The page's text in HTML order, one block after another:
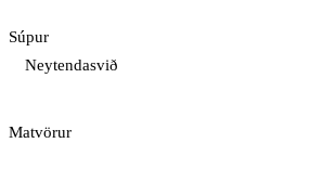
Súpur
Neytendasvið
Matvörur